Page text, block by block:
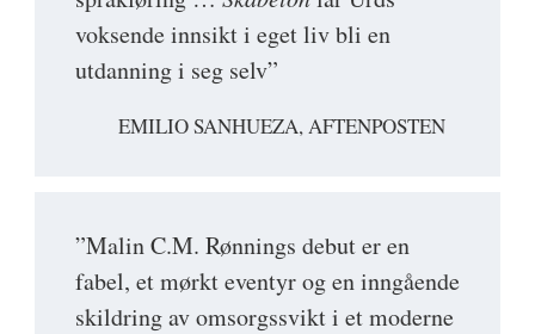
voksende innsikt i eget liv bli en
utdanning i seg selv”
EMILIO SANHUEZA, AFTENPOSTEN
”Malin C.M. Rønnings debut er en
fabel, et mørkt eventyr og en inngående
skildring av omsorgssvikt i et moderne